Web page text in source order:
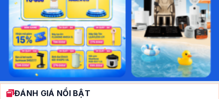
ĐÁNH GIÁ NỔI BẬT